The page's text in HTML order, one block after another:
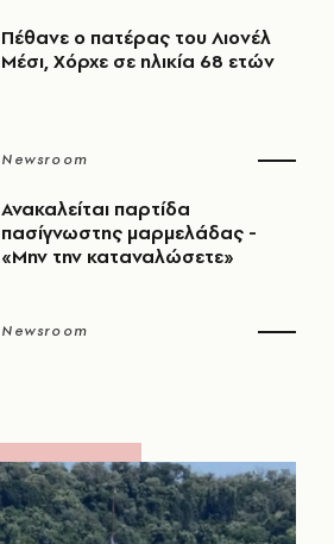
Πέθανε ο πατέρας του Λιονέλ
Μέσι, Χόρχε σε ηλικία 68 ετών
Newsroom
Ανακαλείται παρτίδα
πασίγνωστης μαρμελάδας -
«Μην την καταναλώσετε»
Newsroom